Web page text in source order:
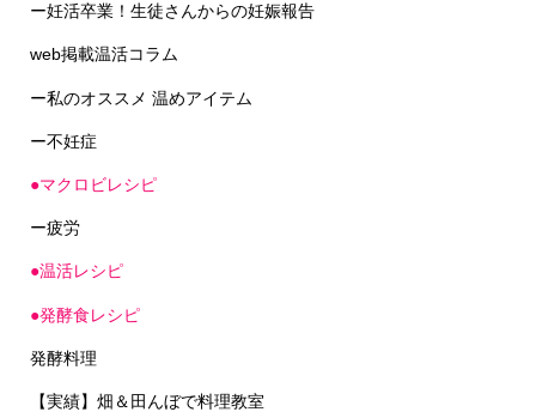
ー妊活卒業！生徒さんからの妊娠報告
web掲載温活コラム
ー私のオススメ 温めアイテム
ー不妊症
●マクロビレシピ
ー疲労
●温活レシピ
●発酵食レシピ
発酵料理
【実績】畑＆田んぼで料理教室